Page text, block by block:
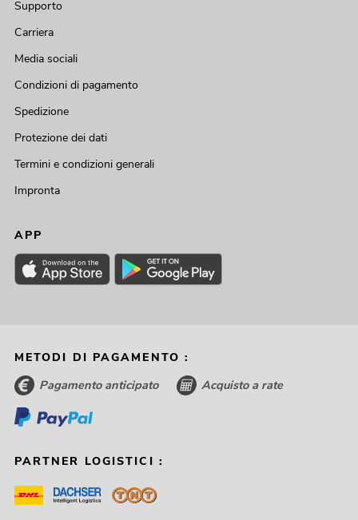
Supporto
Carriera
Media sociali
Condizioni di pagamento
Spedizione
Protezione dei dati
Termini e condizioni generali
Impronta
APP
METODI DI PAGAMENTO :
Pagamento anticipato Acquisto a rate
PARTNER LOGISTICI :